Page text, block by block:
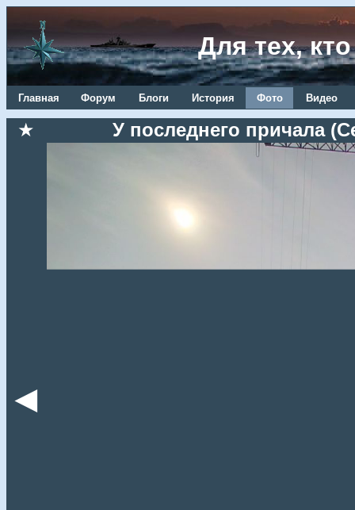
Для тех,
Главная Форум Блоги История Фото Видео
★ У последнего причала
◄